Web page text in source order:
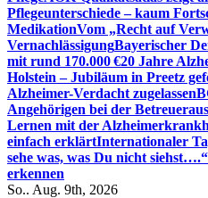
Pflegeunterschiede – kaum
MedikationVom „Recht auf
VernachlässigungBayerischer
mit rund 170.000 €20 Jahre
Holstein – Jubiläum in Preetz
Alzheimer-Verdacht zugelassen
Angehörigen bei der
Lernen mit der
einfach erklärtInternationaler
sehe was, was Du nicht
erkennen
So.. Aug. 9th, 2026